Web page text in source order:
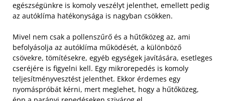
egészségünkre is komoly veszélyt jelenthet, emellett pedig
az autóklíma hatékonysága is nagyban csökken.
Mivel nem csak a pollenszűrő és a hűtőközeg az, ami
befolyásolja az autóklíma működését, a különböző
csövekre, tömítésekre, egyéb egységek javítására, esetleges
cseréjére is figyelni kell. Egy mikrorepedés is komoly
teljesítményvesztést jelenthet. Ekkor érdemes egy
nyomáspróbát kérni, mert meglehet, hogy a hűtőközeg,